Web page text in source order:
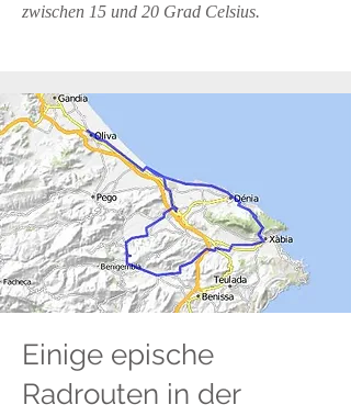
zwischen 15 und 20 Grad Celsius.
Einige epische
Radrouten in der